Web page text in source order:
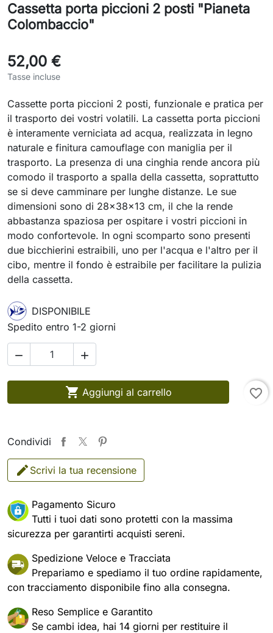
Cassetta porta piccioni 2 posti "Pianeta
Colombaccio"
52,00 €
Tasse incluse
Cassette porta piccioni 2 posti, funzionale e pratica per
il trasporto dei vostri volatili. La cassetta porta piccioni
è interamente verniciata ad acqua, realizzata in legno
naturale e finitura camouflage con maniglia per il
trasporto. La presenza di una cinghia rende ancora più
comodo il trasporto a spalla della cassetta, soprattutto
se si deve camminare per lunghe distanze. Le sue
dimensioni sono di 28x38x13 cm, il che la rende
abbastanza spaziosa per ospitare i vostri piccioni in
modo confortevole. In ogni scomparto sono presenti
due bicchierini estraibili, uno per l'acqua e l'altro per il
cibo, mentre il fondo è estraibile per facilitare la pulizia
della cassetta.
DISPONIBILE
Spedito entro 1-2 giorni
 
 Aggiungi al carrello favorite_border
Condividi
Scrivi la tua recensione
Pagamento Sicuro
Tutti i tuoi dati sono protetti con la massima
sicurezza per garantirti acquisti sereni.
Spedizione Veloce e Tracciata
Prepariamo e spediamo il tuo ordine rapidamente,
con tracciamento disponibile fino alla consegna.
Reso Semplice e Garantito
Se cambi idea, hai 14 giorni per restituire il